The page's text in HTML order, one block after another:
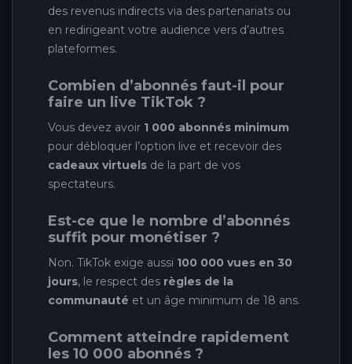
des revenus indirects via des partenariats ou
en redirigeant votre audience vers d’autres
plateformes.
Combien d’abonnés faut-il pour
faire un live TikTok ?
Vous devez avoir 1 000 abonnés minimum
pour débloquer l’option live et recevoir des
cadeaux virtuels de la part de vos
spectateurs.
Est-ce que le nombre d’abonnés
suffit pour monétiser ?
Non. TikTok exige aussi 100 000 vues en 30
jours, le respect des règles de la
communauté et un âge minimum de 18 ans.
Comment atteindre rapidement
les 10 000 abonnés ?